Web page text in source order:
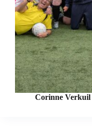
Corinne Verkuil